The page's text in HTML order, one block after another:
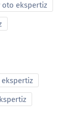
oto ekspertiz